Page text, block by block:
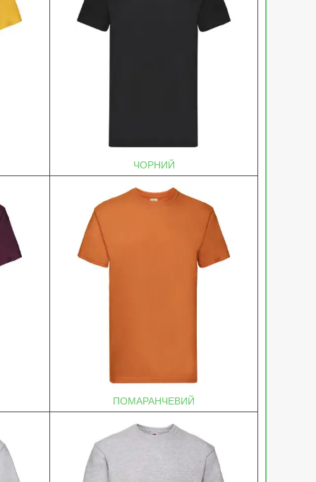
ЧОРНИЙ
ПОМАРАНЧЕВИЙ